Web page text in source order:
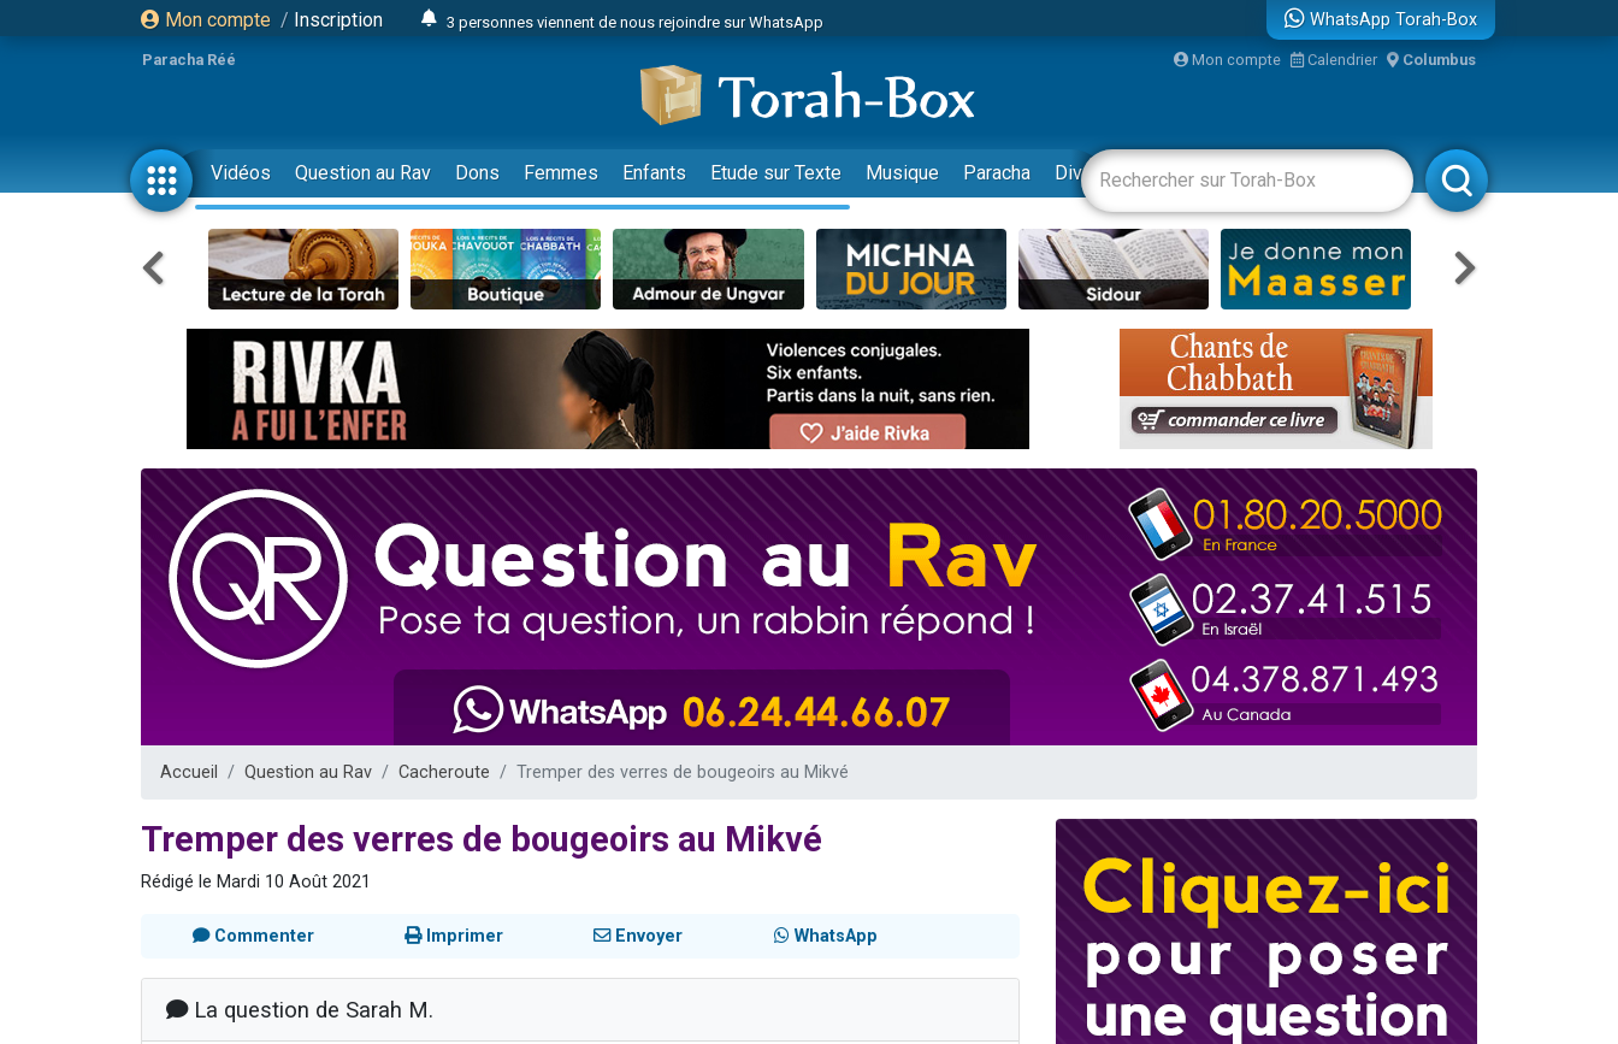
Mon compte / Inscription
3 personnes viennent de nous rejoindre sur WhatsApp
3 personnes viennent de faire un don pour 5 jours de vacances aux Orphelins
3 personnes viennent de faire un don pour Diane, 80 ans, dans un appartement insalubre
2 personnes viennent de nous rejoindre sur WhatsApp
13 personnes viennent de demander une bénédiction
30 personnes viennent de faire un don pour Sauvez la jambe de Yohan
Il reste 49 places pour étudier en groupe sur Zoom
12 nouvelles musiques dans Torah-Box Music
3 personnes viennent de nous rejoindre sur WhatsApp
2 personnes viennent de nous rejoindre sur WhatsApp
2 nouvelles musiques dans Torah-Box Music
3 personnes viennent de nous rejoindre sur WhatsApp
8 personnes viennent de faire un don pour Tsédaka : pauvres d'Israel
Nouvelle émission radio : Visions de grandeur n°104 : Le Chabbath et le Birkat Hamazone à travers le temps
61 personnes viennent de demander une bénédiction
Ariel vient de donner son Maasser
Nathaniel vient de donner son Maasser
4 personnes viennent de nous rejoindre sur WhatsApp
WhatsApp Torah-Box
Paracha Réé Mon compte Calendrier Columbus
Vidéos Question au Rav Dons Femmes Enfants Etude sur Texte Musique Paracha Divertissements Livres Rabbanim
Accueil Question au Rav Cacheroute Tremper des verres de bougeoirs au Mikvé
Tremper des verres de bougeoirs au Mikvé
Rédigé le Mardi 10 Août 2021
Commenter Imprimer Envoyer WhatsApp
La question de Sarah M.